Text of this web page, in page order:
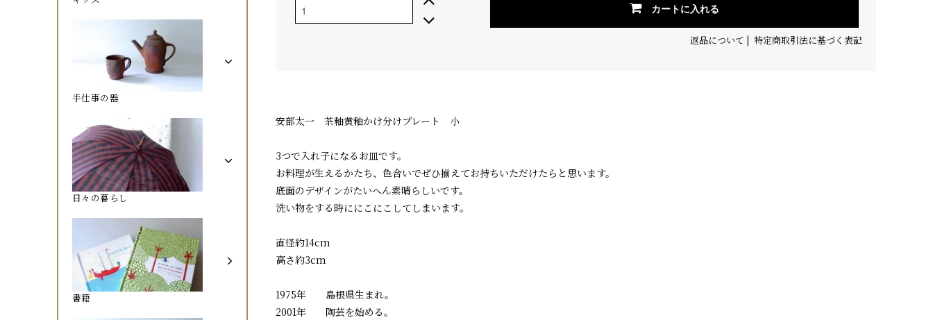
カートに入れる
返品について | 特定商取引法に基づく表記
安部太一 茶釉黄釉かけ分けプレート 小
3つで入れ子になるお皿です。
お料理が生えるかたち、色合いでぜひ揃えてお持ちいただけたらと思います。
底面のデザインがたいへん素晴らしいです。
洗い物をする時ににこにこしてしまいます。
直径約14cm
高さ約3cm
1975年 島根県生まれ。
2001年 陶芸を始める。
手仕事の器
日々の暮らし
書籍